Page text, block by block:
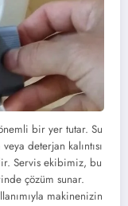
bir yer tutar. Su
deterjan kalıntısı
Servis ekibimiz, bu
çözüm sunar.
makinenizin